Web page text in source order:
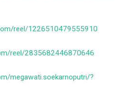
reel/1226510479555910
reel/2835682446870646
megawati.soekarnoputri/?